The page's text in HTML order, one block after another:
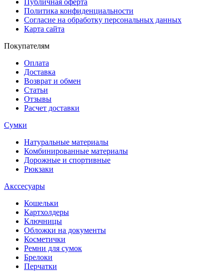
Публичная оферта
Политика конфиденциальности
Согласие на обработку персональных данных
Карта сайта
Покупателям
Оплата
Доставка
Возврат и обмен
Статьи
Отзывы
Расчет доставки
Сумки
Натуральные материалы
Комбинированные материалы
Дорожные и спортивные
Рюкзаки
Акссесуары
Кошельки
Картхолдеры
Ключницы
Обложки на документы
Косметички
Ремни для сумок
Брелоки
Перчатки